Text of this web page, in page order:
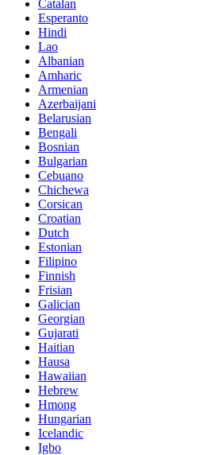
Catalan
Esperanto
Hindi
Lao
Albanian
Amharic
Armenian
Azerbaijani
Belarusian
Bengali
Bosnian
Bulgarian
Cebuano
Chichewa
Corsican
Croatian
Dutch
Estonian
Filipino
Finnish
Frisian
Galician
Georgian
Gujarati
Haitian
Hausa
Hawaiian
Hebrew
Hmong
Hungarian
Icelandic
Igbo